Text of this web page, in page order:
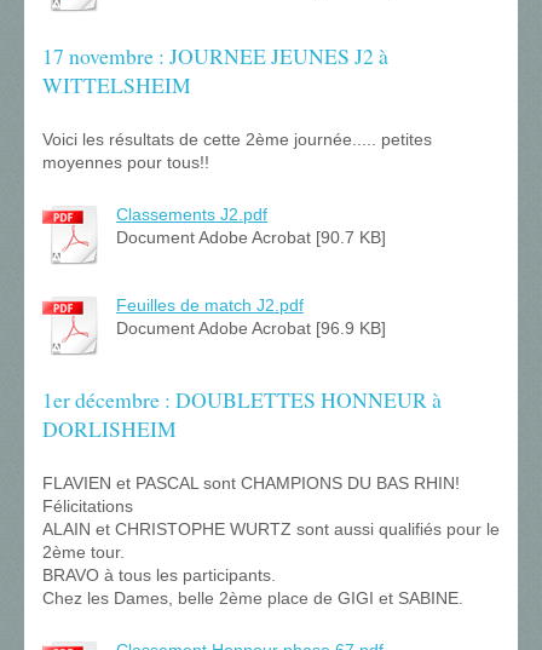
17 novembre : JOURNEE JEUNES J2 à
WITTELSHEIM
Voici les résultats de cette 2ème journée..... petites
moyennes pour tous!!
Classements J2.pdf
Document Adobe Acrobat [90.7 KB]
Feuilles de match J2.pdf
Document Adobe Acrobat [96.9 KB]
1er décembre : DOUBLETTES HONNEUR à
DORLISHEIM
FLAVIEN et PASCAL sont CHAMPIONS DU BAS RHIN!
Félicitations
ALAIN et CHRISTOPHE WURTZ sont aussi qualifiés pour le
2ème tour.
BRAVO à tous les participants.
Chez les Dames, belle 2ème place de GIGI et SABINE.